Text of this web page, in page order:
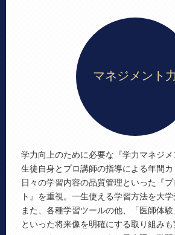
マネジメント力
学力向上のために必要な『学力マネジメ
生徒自身とプロ講師の指導による年間カ
日々の学習内容の品質管理といった『
ト』を重視。一生使える学習方法を大学
また、各種学習ツールの他、「医師体験
といった将来像を明確にする取り組み